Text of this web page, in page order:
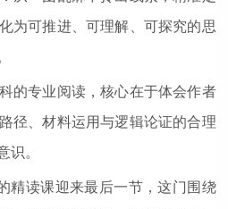
为可推进、可理解、可探究的思
专业阅读，核心在于体会作者
径、材料运用与逻辑论证的合理
识。
读课迎来最后一节，这门围绕